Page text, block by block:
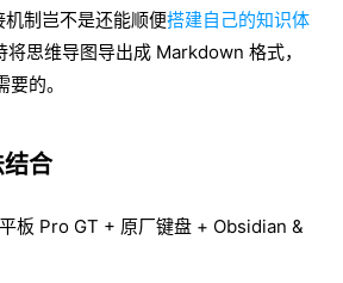
制岂不是还能顺便搭建自己的知识体
思维导图导出成 Markdown 格式，
的。
合
板 Pro GT + 原厂键盘 + Obsidian &